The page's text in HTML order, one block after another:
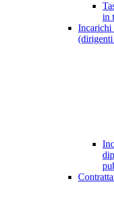
in
Incarichi